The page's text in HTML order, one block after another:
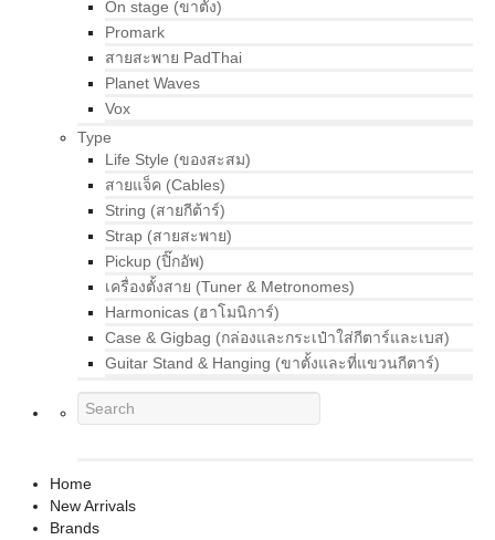
On stage (ขาตั้ง)
Promark
สายสะพาย PadThai
Planet Waves
Vox
Type
Life Style (ของสะสม)
สายแจ็ค (Cables)
String (สายกีต้าร์)
Strap (สายสะพาย)
Pickup (ปิ๊กอัพ)
เครื่องตั้งสาย (Tuner & Metronomes)
Harmonicas (ฮาโมนิการ์)
Case & Gigbag (กล่องและกระเป๋าใส่กีตาร์และเบส)
Guitar Stand & Hanging (ขาตั้งและที่แขวนกีตาร์)
Home
New Arrivals
Brands